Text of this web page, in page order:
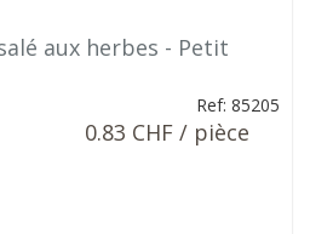
aux herbes - Petit
Ref: 85205
0.83 CHF / pièce